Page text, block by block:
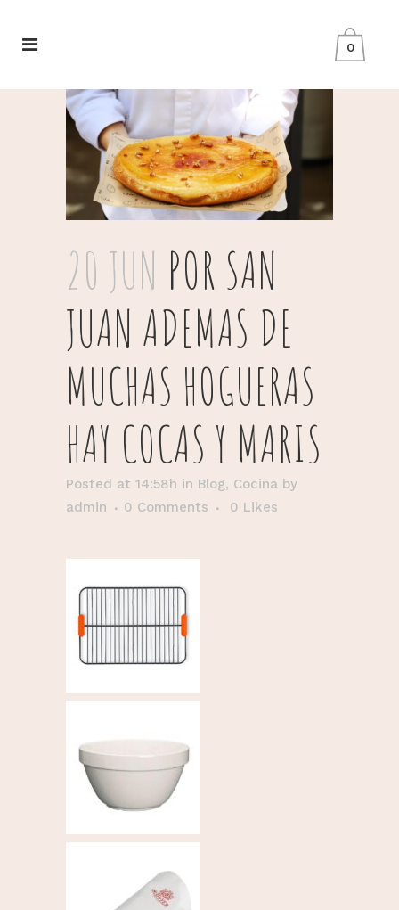
0
20 JUN POR SAN
JUAN ADEMAS DE
MUCHAS HOGUERAS
HAY COCAS Y MARIS
Posted at 14:58h in Blog, Cocina by
admin
0 Comments 0 Likes